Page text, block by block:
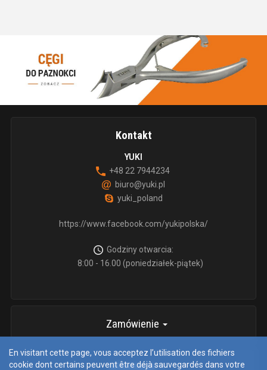
Kontakt
YUKI
+48 22 7944234
biuro@yuki.pl
yuki_poland
https://www.facebook.com/yukipolska/
Godziny otwarcia:
8:00 - 16.00 (poniedziałek-piątek)
Zamówienie
informacje
En visitant cette page, vous acceptez l’utilisation des fichiers
cookie dont certains peuvent être déjà sauvegardés dans votre